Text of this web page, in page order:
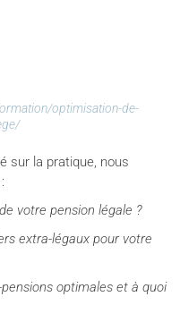
optimisation-de-
sur la pratique, nous
pension légale ?
légaux pour votre
optimales et à quoi